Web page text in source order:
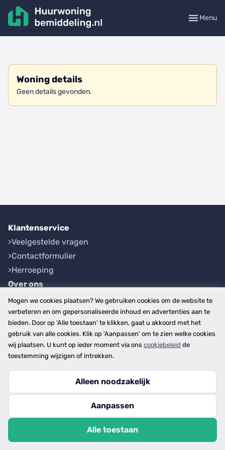
Menu
Woning details
Geen details gevonden.
Klantenservice
Veelgestelde vragen
Contactformulier
Herroeping
Over ons
Bedrijfsgegevens
Werkwijze
Overzichten
Plaatsen
Provincies
Copyright © 2026
privacy- en cookiebeleid
Mogen we cookies plaatsen? We gebruiken cookies om de website te
verbeteren en om gepersonaliseerde inhoud en advertenties aan te
bieden. Door op 'Alle toestaan' te klikken, gaat u akkoord met het
gebruik van alle cookies. Klik op 'Aanpassen' om te zien welke cookies
wij plaatsen. U kunt op ieder moment via ons cookiebeleid de
toestemming wijzigen of intrekken.
Alleen noodzakelijk
Aanpassen
Alle toestaan